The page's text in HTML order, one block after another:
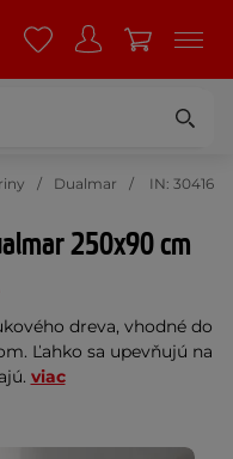
Dualmar IN: 30416
250x90 cm
dreva, vhodné do
Ľahko sa upevňujú na
viac